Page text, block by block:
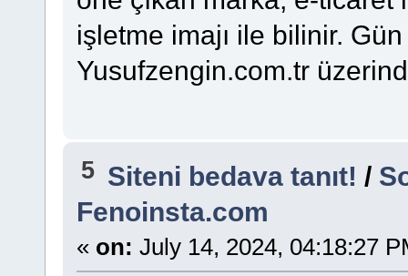
işletme imajı ile bilinir.
Yusufzengin.com.tr
5 Siteni bedava tanıt! /
Fenoinsta.com
« on: July 14, 2024, 04:18:27